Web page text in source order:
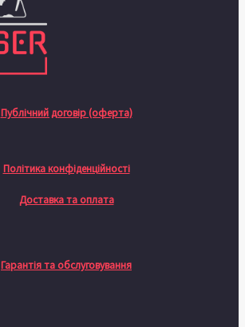
Публічний договір (оферта)
Політика конфіденційності
Доставка та оплата
Гарантія та обслуговування